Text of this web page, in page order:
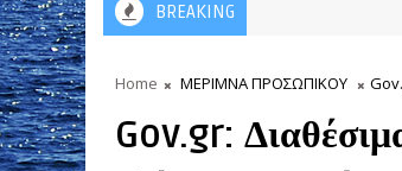
BREAKING
Home ΜΕΡΙΜΝΑ ΠΡΟΣΩΠΙΚΟΥ
Gov.gr: